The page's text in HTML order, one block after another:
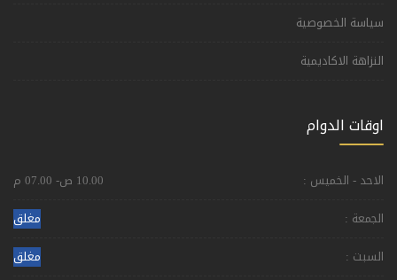
سياسة الخصوصية
النزاهة الاكاديمية
اوقات الدوام
الاحد - الخميس :
10.00 ص- 07.00 م
الجمعة :
مغلق
السبت :
مغلق